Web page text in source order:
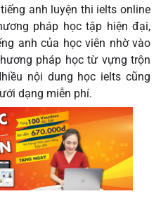
anh luyện thi ielts online
pháp học tập hiện đại,
anh của học viên nhờ vào
pháp học từ vựng trộn
nội dung học ielts cũng
dạng miễn phí.